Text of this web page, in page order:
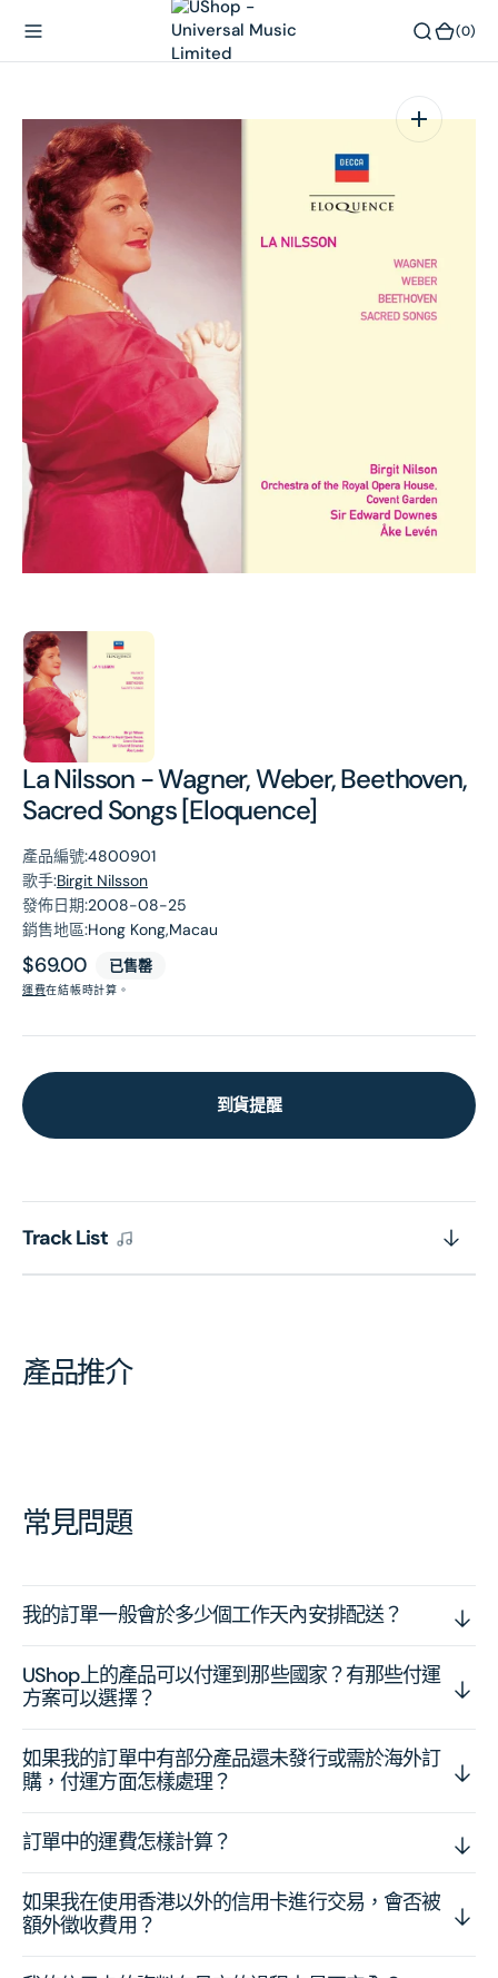
(0)
La Nilsson - Wagner, Weber, Beethoven,
Sacred Songs [Eloquence]
產品編號:4800901
歌手:Birgit Nilsson
發佈日期:2008-08-25
銷售地區:Hong Kong,Macau
原
價
$69.00 已售罄
運費在結帳時計算。
到貨提醒
Track List
啟
張
產品推介
常見問題
我的訂單一般會於多少個工作天內安排配送？
UShop上的產品可以付運到那些國家？有那些付運
方案可以選擇？
如果我的訂單中有部分產品還未發行或需於海外訂
購，付運方面怎樣處理？
訂單中的運費怎樣計算？
如果我在使用香港以外的信用卡進行交易，會否被
額外徵收費用？